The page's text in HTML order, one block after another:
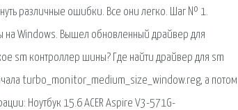
различные ошибки. Все они легко. Шаг № 1.
на Windows. Вышел обновленный драйвер для
sm контроллер шины? Где найти драйвер для sm
turbo_monitor_medium_size_window.reg, а потом
Ноутбук 15.6 ACER Aspire V3-571G-